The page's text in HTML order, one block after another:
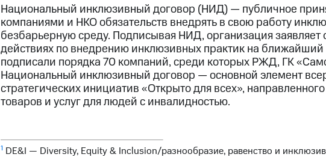
Национальный инклюзивный договор (НИД) — публичное
компаниями и НКО обязательств внедрять в свою работу
безбарьерную среду. Подписывая НИД, организация заявляет
действиях по внедрению инклюзивных практик на
подписали порядка 70 компаний, среди которых РЖД, ГК
Национальный инклюзивный договор — основной элемент
стратегических инициатив «Открыто для всех»,
товаров и услуг для людей с инвалидностью.
1 DE&I — Diversity, Equity & Inclusion/разнообразие, равенство и